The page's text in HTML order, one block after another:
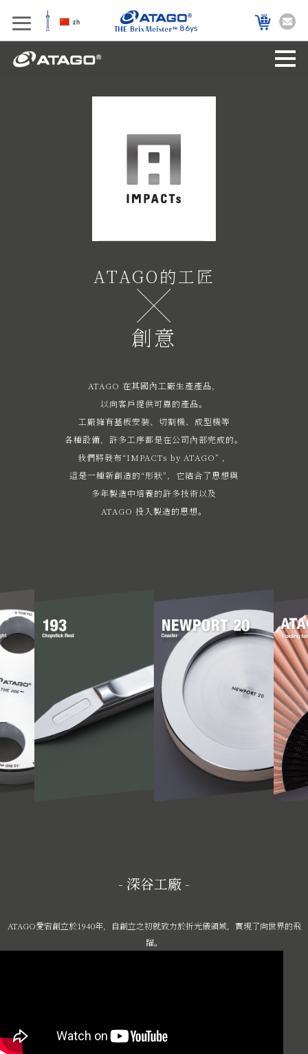
86ys
愛宕承諾
ATAGO的工匠
創意
ATAGO 在其國內工廠生產產品，
以向客戶提供可靠的產品。
工廠擁有基板安裝、切割機、成型機等
各種設備，許多工序都是在公司內部完成的。
我們將發布“IMPACTs by ATAGO” ，
這是一種新創造的“形狀”，它結合了思想與
多年製造中培養的許多技術以及
ATAGO 投入製造的思想。
- 深谷工廠 -
ATAGO愛宕創立於1940年，自創立之初就致力於折光儀領域，實現了向世界的飛
躍。